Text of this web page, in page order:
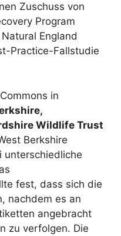
Zuschuss von
Program
England
Practice-Fallstudie
in
Wildlife Trust
Berkshire
unterschiedliche
fest, dass sich die
nachdem es an
angebracht
zu verfolgen. Die